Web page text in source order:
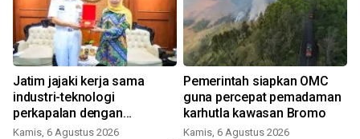
Jatim jajaki kerja sama
industri-teknologi
perkapalan dengan
Tiongkok
Kamis, 6 Agustus 2026
Pemerintah siapkan OMC
guna percepat pemadaman
karhutla kawasan Bromo
Kamis, 6 Agustus 2026